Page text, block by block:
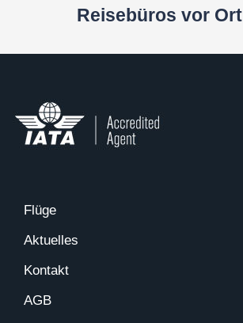
Reisebüros vor Ort
Flüge
Aktuelles
Kontakt
AGB